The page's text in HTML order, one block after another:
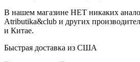
В нашем магазине НЕТ никаких
Atributika&club и других
и Китае.
Быстрая доставка из США